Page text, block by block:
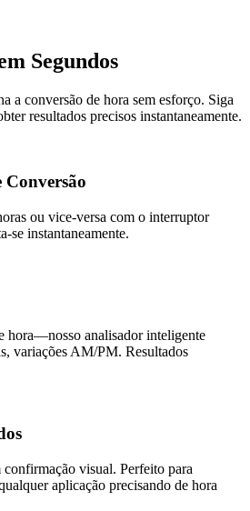
Segundos
a conversão de hora sem esforço. Siga
resultados precisos instantaneamente.
Conversão
ou vice-versa com o interruptor
se instantaneamente.
hora—nosso analisador inteligente
variações AM/PM. Resultados
visual. Perfeito para
aplicação precisando de hora